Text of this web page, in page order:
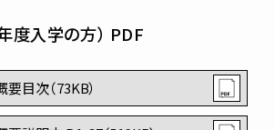
度入学の方） PDF
目次（73KB）